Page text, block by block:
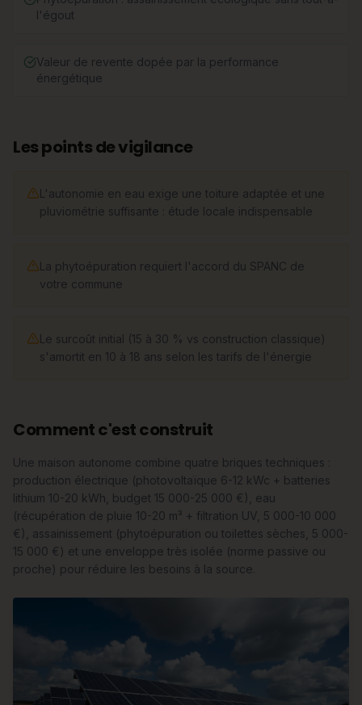
l'égout
Valeur de revente dopée par la performance
énergétique
Les points de vigilance
L'autonomie en eau exige une toiture adaptée et une
pluviométrie suffisante : étude locale indispensable
La phytoépuration requiert l'accord du SPANC de
votre commune
Le surcoût initial (15 à 30 % vs construction classique)
s'amortit en 10 à 18 ans selon les tarifs de l'énergie
Comment c'est construit
Une maison autonome combine quatre briques techniques :
production électrique (photovoltaïque 6-12 kWc + batteries
lithium 10-20 kWh, budget 15 000-25 000 €), eau
(récupération de pluie 10-20 m³ + filtration UV, 5 000-10 000
€), assainissement (phytoépuration ou toilettes sèches, 5 000-
15 000 €) et une enveloppe très isolée (norme passive ou
proche) pour réduire les besoins à la source.